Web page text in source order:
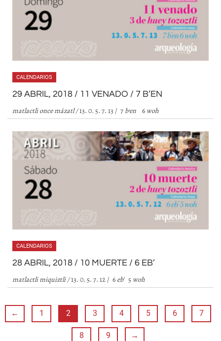
CALENDARIOS
29 ABRIL, 2018 / 11 VENADO / 7 B’EN
matlactli once mázatl/13. 0. 5. 7. 13 / 7 b’en 6 woh
CALENDARIOS
28 ABRIL, 2018 / 10 MUERTE / 6 EB’
matlactli miquiztli/13. 0. 5. 7. 12 / 6 eb’5 woh
← 1 2 3 4 5 6 7
8 9 →